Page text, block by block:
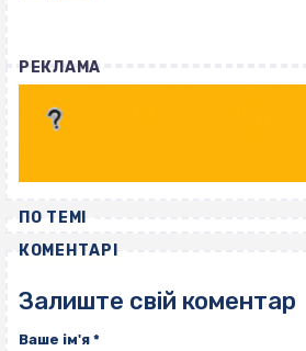
РЕКЛАМА
ПО ТЕМІ
КОМЕНТАРІ
Залиште свій коментар
Ваше ім'я *